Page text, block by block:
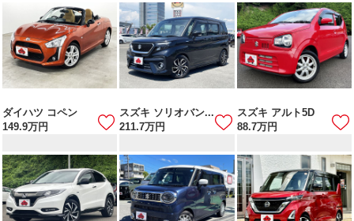
ダイハツ コペン
149.9万円
スズキ ソリオバン...
211.7万円
スズキ アルト5D
88.7万円